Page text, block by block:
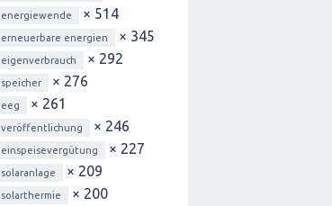
energiewende × 514
erneuerbare energien × 345
eigenverbrauch × 292
speicher × 276
eeg × 261
veröffentlichung × 246
einspeisevergütung × 227
solaranlage × 209
solarthermie × 200